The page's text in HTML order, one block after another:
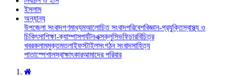
ইসলাম
অন্যান্য
উপজেলা সংবাদগণমাধ্যমআলোচিত সংবাদপরিবেশবিজ্ঞান-প্রযুক্তিস্বাস্থ্য ও
চিকিৎসাশিক্ষা-ক্যাম্পাসপর্যটনএক্সক্লুসিভফিচারবিচিত্র
খবরকলামমুক্তমতলাইফস্টাইলসংগঠন সংবাদসাহিত্য
পাতাস্পেশালস্বাক্ষাৎকারআমাদের পরিবার